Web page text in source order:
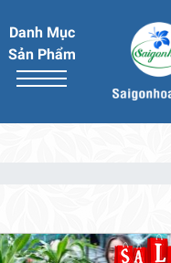
Danh Mục
Sản Phẩm